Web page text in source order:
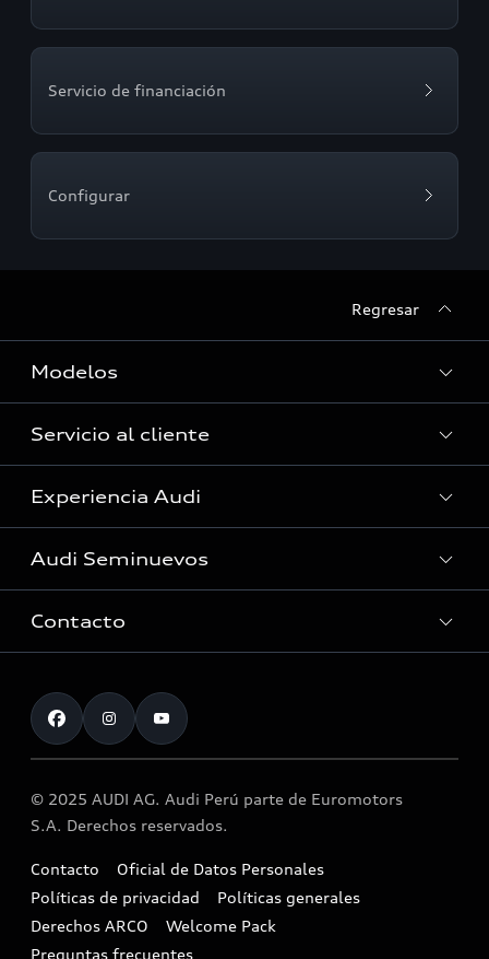
Servicio de financiación
Configurar
Regresar
Modelos
Ver Modelos
Servicio al cliente
Audi Service
Concesionarios
Solicitud de cita online
Programa Audi Check
Llamado a revisión airbag Takata
Experiencia Audi
Noticias
Audi Plus
Audi Seminuevos
Buscador
Contacto
Atención al cliente
© 2025 AUDI AG. Audi Perú parte de Euromotors
S.A. Derechos reservados.
Contacto
Oficial de Datos Personales
Políticas de privacidad
Políticas generales
Derechos ARCO
Welcome Pack
Preguntas frecuentes